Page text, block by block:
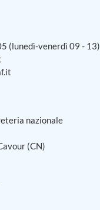
(lunedì-venerdì 09 - 13)
nazionale
(CN)